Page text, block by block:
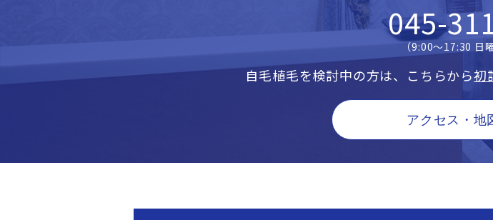
045-
（9:00〜17:30 日
自毛植毛を検討中の方は、こちらから初
アクセス・地